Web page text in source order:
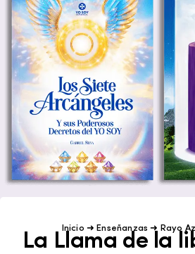
Inicio ➜ Enseñanzas ➜ Rayo
La Llama de la